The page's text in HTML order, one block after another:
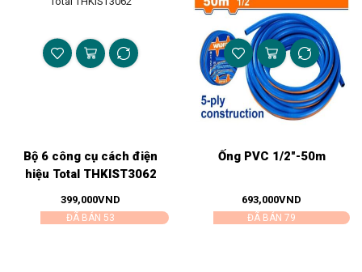
Bộ 6 công cụ cách điện
hiệu Total THKIST3062
399,000VND
ĐÃ BÁN 53
Ống PVC 1/2″-50m
693,000VND
ĐÃ BÁN 79